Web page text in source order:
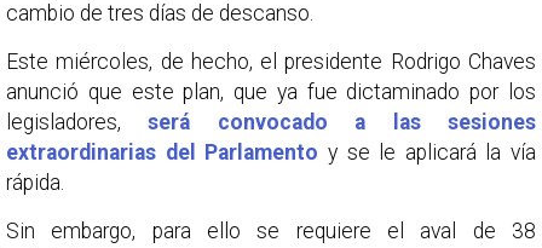
cambio de tres días de descanso.
Este miércoles, de hecho, el presidente Rodrigo Chaves
anunció que este plan, que ya fue dictaminado por los
legisladores, será convocado a las sesiones
extraordinarias del Parlamento y se le aplicará la vía
rápida.
Sin embargo, para ello se requiere el aval de 38